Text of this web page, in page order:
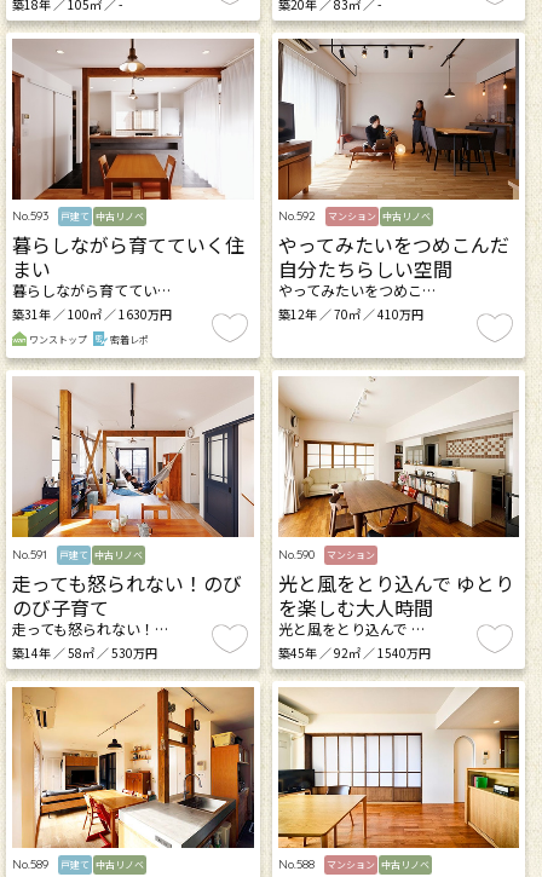
築18年 ／ 105㎡ ／ - 築20年 ／ 83㎡ ／ -
No.593 戸建て 中古リノベ
暮らしながら育てていく住
まい
暮らしながら育ててい…
築31年 ／ 100㎡ ／ 1630万円
ワンストップ 密着レポ
No.592 マンション 中古リノベ
やってみたいをつめこんだ
自分たちらしい空間
やってみたいをつめこ…
築12年 ／ 70㎡ ／ 410万円
No.591 戸建て 中古リノベ
走っても怒られない！のび
のび子育て
走っても怒られない！…
築14年 ／ 58㎡ ／ 530万円
No.590 マンション
光と風をとり込んで ゆとり
を楽しむ大人時間
光と風をとり込んで …
築45年 ／ 92㎡ ／ 1540万円
No.589 戸建て 中古リノベ No.588 マンション 中古リノベ